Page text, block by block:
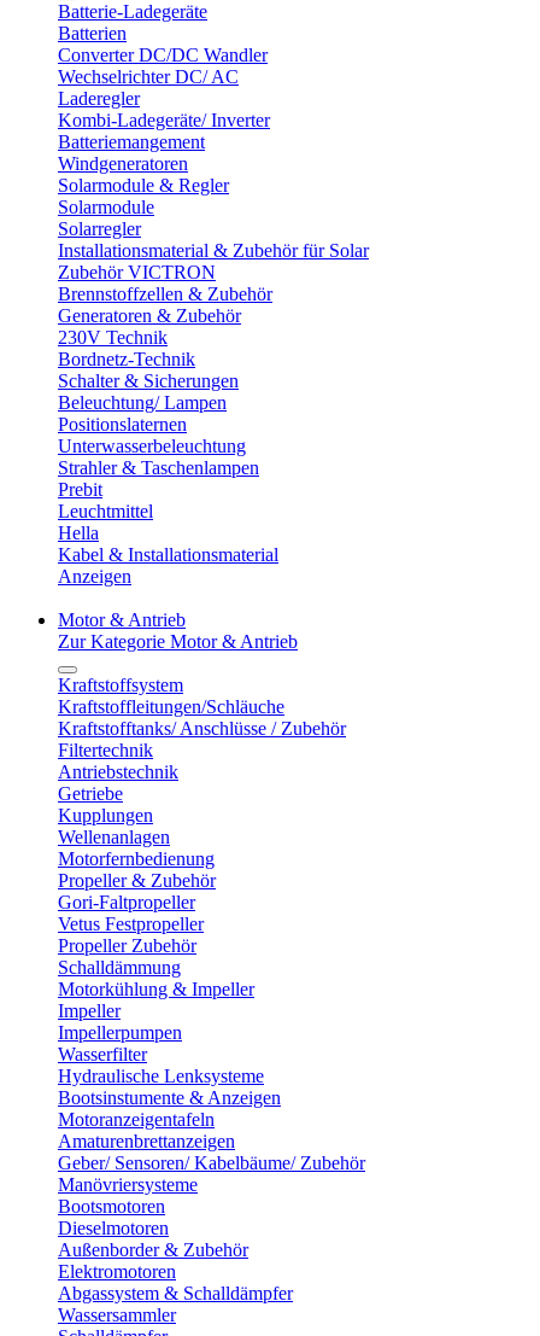
Batterie-Ladegeräte
Batterien
Converter DC/DC Wandler
Wechselrichter DC/ AC
Laderegler
Kombi-Ladegeräte/ Inverter
Batteriemangement
Windgeneratoren
Solarmodule & Regler
Solarmodule
Solarregler
Installationsmaterial & Zubehör für Solar
Zubehör VICTRON
Brennstoffzellen & Zubehör
Generatoren & Zubehör
230V Technik
Bordnetz-Technik
Schalter & Sicherungen
Beleuchtung/ Lampen
Positionslaternen
Unterwasserbeleuchtung
Strahler & Taschenlampen
Prebit
Leuchtmittel
Hella
Kabel & Installationsmaterial
Anzeigen
Motor & Antrieb
Zur Kategorie Motor & Antrieb
Kraftstoffsystem
Kraftstoffleitungen/Schläuche
Kraftstofftanks/ Anschlüsse / Zubehör
Filtertechnik
Antriebstechnik
Getriebe
Kupplungen
Wellenanlagen
Motorfernbedienung
Propeller & Zubehör
Gori-Faltpropeller
Vetus Festpropeller
Propeller Zubehör
Schalldämmung
Motorkühlung & Impeller
Impeller
Impellerpumpen
Wasserfilter
Hydraulische Lenksysteme
Bootsinstumente & Anzeigen
Motoranzeigentafeln
Amaturenbrettanzeigen
Geber/ Sensoren/ Kabelbäume/ Zubehör
Manövriersysteme
Bootsmotoren
Dieselmotoren
Außenborder & Zubehör
Elektromotoren
Abgassystem & Schalldämpfer
Wassersammler